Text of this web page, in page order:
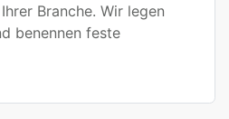
Branche. Wir legen
benennen feste